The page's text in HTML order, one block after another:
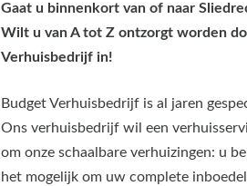
Gaat u binnenkort van of naar
Wilt u van A tot Z ontzorgt worden
Verhuisbedrijf in!
Budget Verhuisbedrijf is al jaren
Ons verhuisbedrijf wil een
om onze schaalbare verhuizingen: u
het mogelijk om uw complete